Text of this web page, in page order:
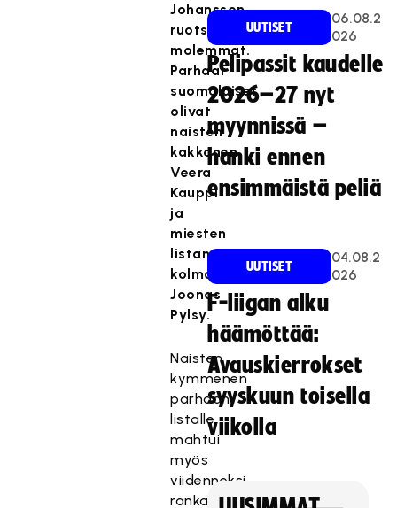
Johansson,
ruotsalaisia
molemmat.
Parhaat
suomalaiset
olivat
naisten
kakkonen
Veera
Kauppi
ja
miesten
listan
kolmonen
Joonas
Pylsy.
Naisten
kymmenen
parhaan
listalle
mahtui
myös
viidenneksi
rankattu
UUTISET
06.08.2
026
Pelipassit kaudelle
2026–27 nyt
myynnissä –
hanki ennen
ensimmäistä peliä
UUTISET
04.08.2
026
F-liigan alku
häämöttää:
Avauskierrokset
syyskuun toisella
viikolla